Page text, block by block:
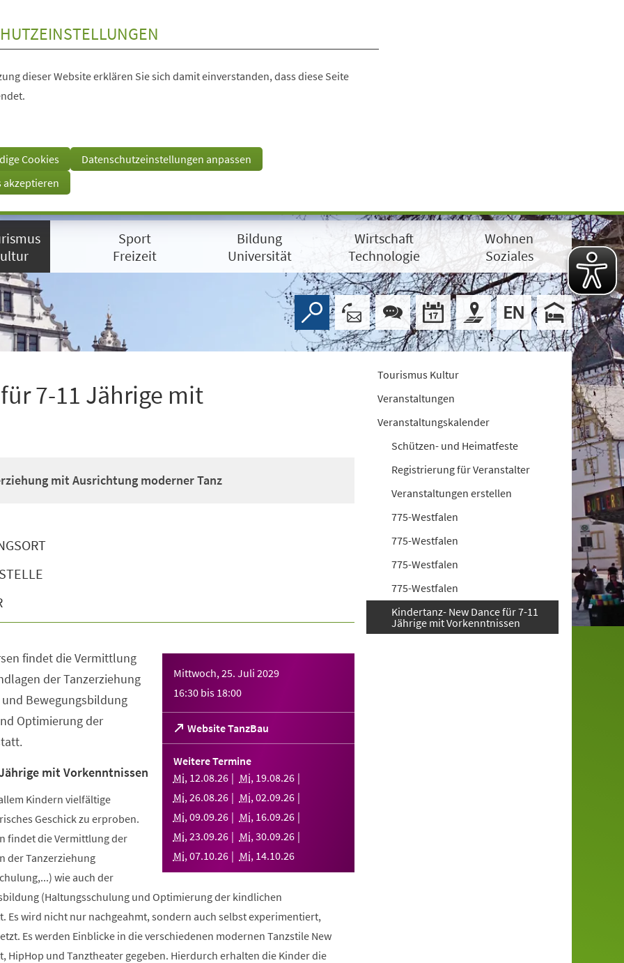
dieser Website erklären Sie sich damit einverstanden, dass diese Seite
Cookies
Datenschutzeinstellungen anpassen
akzeptieren
Sport
Freizeit
Bildung
Universität
Wirtschaft
Technologie
Wohnen
Soziales
7-11 Jährige mit
mit Ausrichtung moderner Tanz
Mittwoch, 25. Juli 2029
16:30 bis 18:00
Website TanzBau
(Öffnet
in
einem
neuen
Tab)
Weitere Termine
Mi, 12.08.26 Mi, 19.08.26
Mi,26.08.26 Mi,02.09.26
Mi,09.09.26 Mi, 16.09.26
Mi,23.09.26 Mi,30.09.26
Mi,07.10.26 Mi, 14.10.26
findet die Vermittlung
der Tanzerziehung
Bewegungsbildung
Optimierung der
mit Vorkenntnissen
Kindern vielfältige
Geschick zu erproben.
findet die Vermittlung der
der Tanzerziehung
wie auch der
(Haltungsschulung und Optimierung der kindlichen
Es wird nicht nur nachgeahmt, sondern auch selbst experimentiert,
Es werden Einblicke in die verschiedenen modernen Tanzstile New
HipHop und Tanztheater gegeben. Hierdurch erhalten die Kinder die
Tourismus Kultur
Veranstaltungen
Veranstaltungskalender
Schützen- und Heimatfeste
Registrierung für Veranstalter
Veranstaltungen erstellen
775-Westfalen
775-Westfalen
775-Westfalen
775-Westfalen
Kindertanz- New Dance für 7-11
Jährige mit Vorkenntnissen